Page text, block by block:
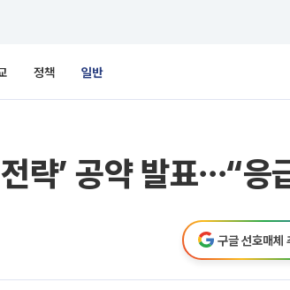
정책 일반
략’ 공약 발표⋯“응
구글 선호매체